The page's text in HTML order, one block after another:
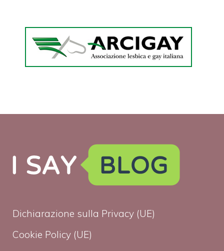
Dichiarazione sulla Privacy (UE)
Cookie Policy (UE)